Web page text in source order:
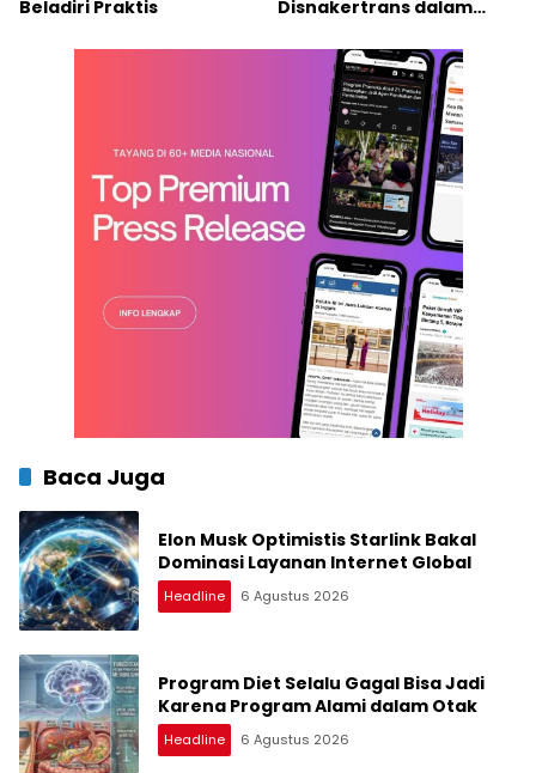
Beladiri Praktis
Disnakertrans dalam
K3
Baca Juga
Elon Musk Optimistis Starlink Bakal
Dominasi Layanan Internet Global
Headline 6 Agustus 2026
Program Diet Selalu Gagal Bisa Jadi
Karena Program Alami dalam Otak
Headline 6 Agustus 2026